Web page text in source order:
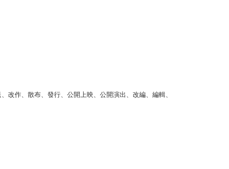
作、散布、發行、公開上映、公開演出、改編、編輯、